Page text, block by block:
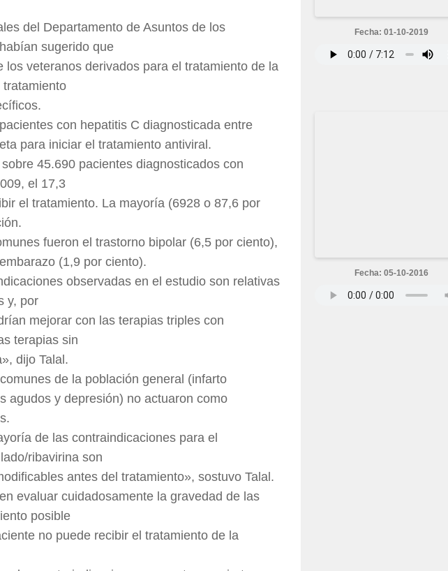
del Departamento de Asuntos de los
sugerido que
los veteranos derivados para el tratamiento de la
tratamiento
con hepatitis C diagnosticada entre
para iniciar el tratamiento antiviral.
45.690 pacientes diagnosticados con
el 17,3
el tratamiento. La mayoría (6928 o 87,6 por
fueron el trastorno bipolar (6,5 por ciento),
(1,9 por ciento).
observadas en el estudio son relativas
y, por
mejorar con las terapias triples con
terapias sin
dijo Talal.
de la población general (infarto
agudos y depresión) no actuaron como
de las contraindicaciones para el
ribavirina son
antes del tratamiento», sostuvo Talal.
evaluar cuidadosamente la gravedad de las
posible
no puede recibir el tratamiento de la
Fecha: 01-10-2019
Fecha: 05-10-2016